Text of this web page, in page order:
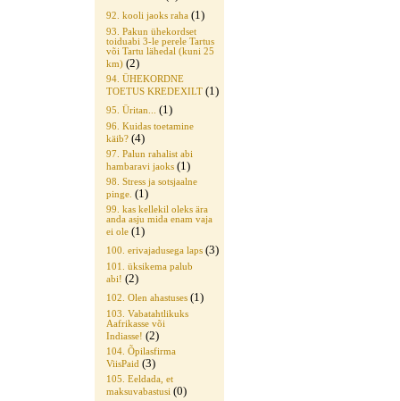
92. kooli jaoks raha (1)
93. Pakun ühekordset
toiduabi 3-le perele Tartus
või Tartu lähedal (kuni 25
km) (2)
94. ÜHEKORDNE
TOETUS KREDEXILT (1)
95. Üritan... (1)
96. Kuidas toetamine
käib? (4)
97. Palun rahalist abi
hambaravi jaoks (1)
98. Stress ja sotsjaalne
pinge. (1)
99. kas kellekil oleks ära
anda asju mida enam vaja
ei ole (1)
100. erivajadusega laps (3)
101. üksikema palub
abi! (2)
102. Olen ahastuses (1)
103. Vabatahtlikuks
Aafrikasse või
Indiasse! (2)
104. Õpilasfirma
ViisPaid (3)
105. Eeldada, et
maksuvabastusi (0)